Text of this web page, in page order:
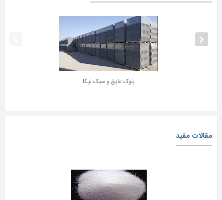
بلوک عایق و سبک لیکا
مقالات مفید